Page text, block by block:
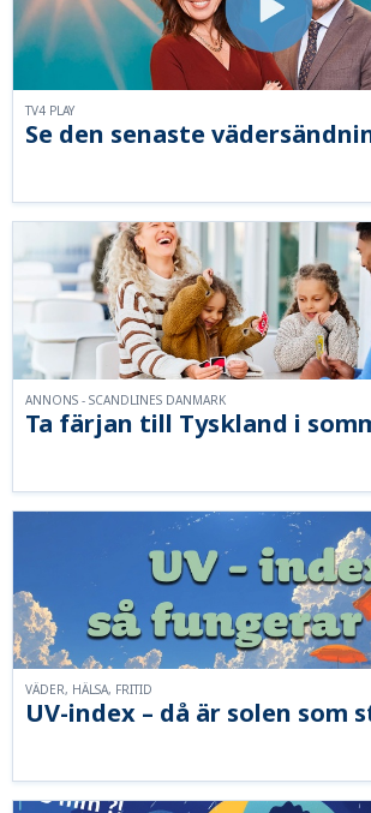
Se den senaste
TV4 PLAY
Ta färjan till Tyskland i
ANNONS - SCANDLINES DANMARK
UV-index – då är solen som
VÄDER, HÄLSA, FRITID